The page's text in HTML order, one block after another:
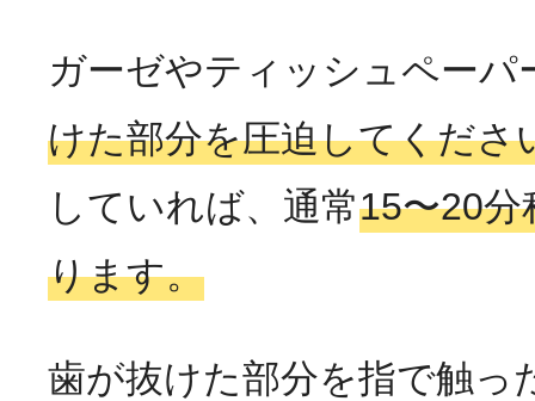
ガーゼやティッシュペーパ
けた部分を圧迫してくださ
していれば、通常15〜20分
ります。
歯が抜けた部分を指で触っ